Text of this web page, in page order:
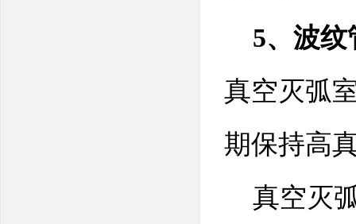
5、波纹
真空灭弧
期保持高
真空灭弧